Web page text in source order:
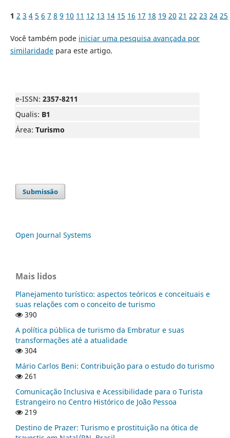
1 2 3 4 5 6 7 8 9 10 11 12 13 14 15 16 17 18 19 20 21 22 23 24 25
Você também pode iniciar uma pesquisa avançada por
similaridadepara este artigo.
e-ISSN: 2357-8211
Qualis: B1
Área: Turismo
Submissão
Open Journal Systems
Mais lidos
Planejamento turístico: aspectos teóricos e conceituais e
suas relações com o conceito de turismo
390
A política pública de turismo da Embratur e suas
transformações até a atualidade
304
Mário Carlos Beni: Contribuição para o estudo do turismo
261
Comunicação Inclusiva e Acessibilidade para o Turista
Estrangeiro no Centro Histórico de João Pessoa
219
Destino de Prazer: Turismo e prostituição na ótica de